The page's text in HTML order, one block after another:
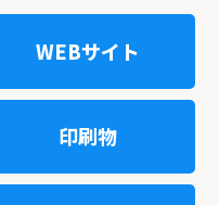
WEBサイト
印刷物